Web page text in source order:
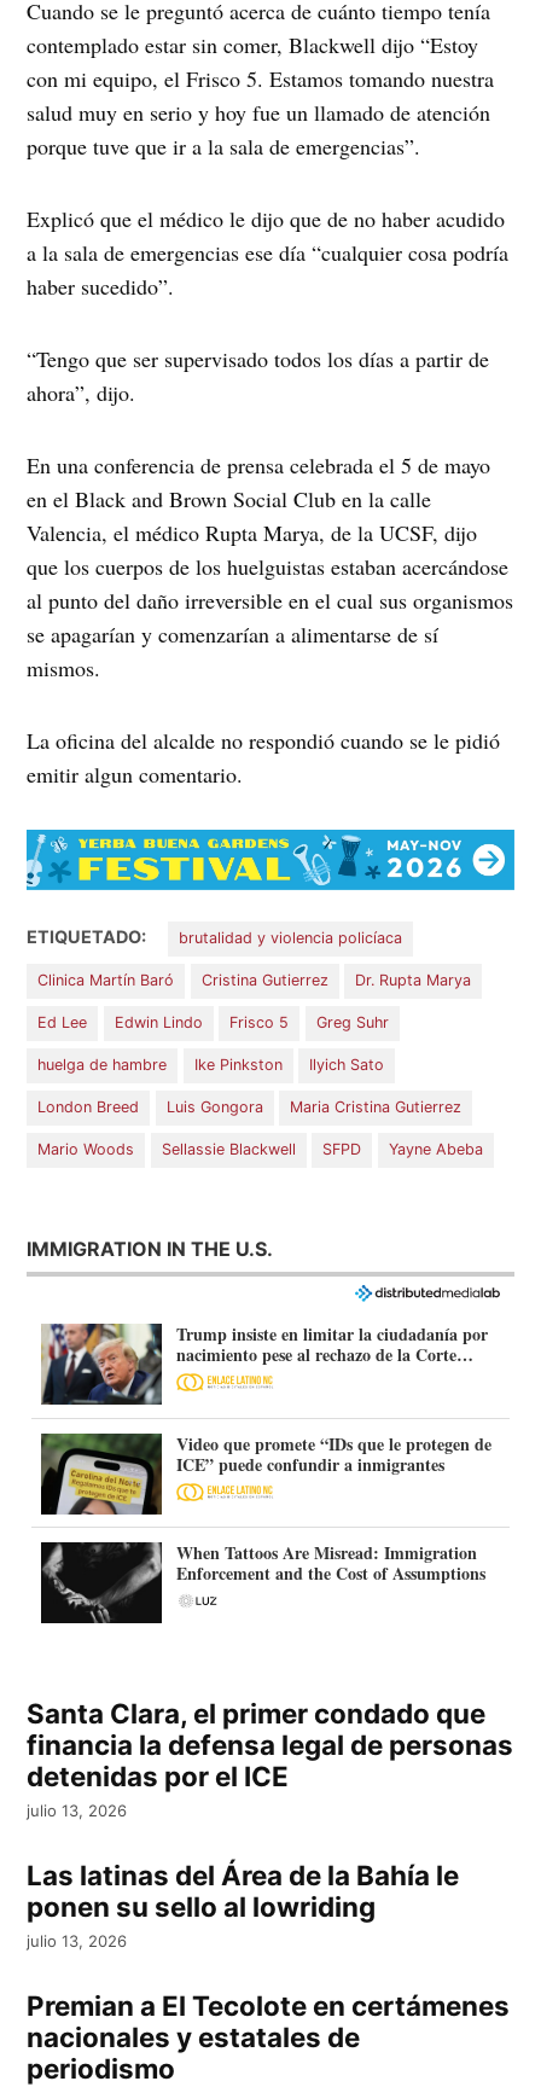
Cuando se le preguntó acerca de cuánto tiempo tenía
contemplado estar sin comer, Blackwell dijo “Estoy
con mi equipo, el Frisco 5. Estamos tomando nuestra
salud muy en serio y hoy fue un llamado de atención
porque tuve que ir a la sala de emergencias”.
Explicó que el médico le dijo que de no haber acudido
a la sala de emergencias ese día “cualquier cosa podría
haber sucedido”.
“Tengo que ser supervisado todos los días a partir de
ahora”, dijo.
En una conferencia de prensa celebrada el 5 de mayo
en el Black and Brown Social Club en la calle
Valencia, el médico Rupta Marya, de la UCSF, dijo
que los cuerpos de los huelguistas estaban acercándose
al punto del daño irreversible en el cual sus organismos
se apagarían y comenzarían a alimentarse de sí
mismos.
La oficina del alcalde no respondió cuando se le pidió
emitir algun comentario.
ETIQUETADO: brutalidad y violencia policíaca
Clinica Martín Baró Cristina Gutierrez Dr. Rupta Marya
Ed Lee Edwin Lindo Frisco 5 Greg Suhr
huelga de hambre Ike Pinkston Ilyich Sato
London Breed Luis Gongora Maria Cristina Gutierrez
Mario Woods Sellassie Blackwell SFPD Yayne Abeba
IMMIGRATION IN THE U.S.
Trump insiste en limitar la ciudadanía por
nacimiento pese al rechazo de la Corte
Suprema
Video que promete “IDs que le protegen de
ICE” puede confundir a inmigrantes
When Tattoos Are Misread: Immigration
Enforcement and the Cost of Assumptions
Santa Clara, el primer condado que
financia la defensa legal de personas
detenidas por el ICE
julio 13, 2026
Las latinas del Área de la Bahía le
ponen su sello al lowriding
julio 13, 2026
Premian a El Tecolote en certámenes
nacionales y estatales de
periodismo